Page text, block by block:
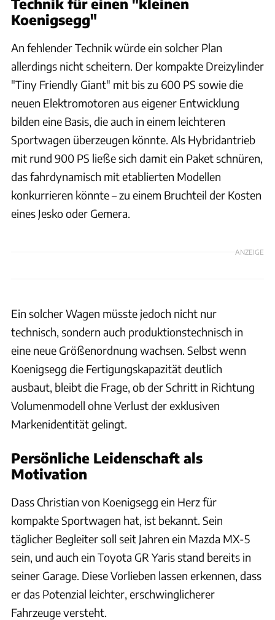
Technik für einen "kleinen
Koenigsegg"
An fehlender Technik würde ein solcher Plan
allerdings nicht scheitern. Der kompakte Dreizylinder
"Tiny Friendly Giant" mit bis zu 600 PS sowie die
neuen Elektromotoren aus eigener Entwicklung
bilden eine Basis, die auch in einem leichteren
Sportwagen überzeugen könnte. Als Hybridantrieb
mit rund 900 PS ließe sich damit ein Paket schnüren,
das fahrdynamisch mit etablierten Modellen
konkurrieren könnte – zu einem Bruchteil der Kosten
eines Jesko oder Gemera.
ANZEIGE
Ein solcher Wagen müsste jedoch nicht nur
technisch, sondern auch produktionstechnisch in
eine neue Größenordnung wachsen. Selbst wenn
Koenigsegg die Fertigungskapazität deutlich
ausbaut, bleibt die Frage, ob der Schritt in Richtung
Volumenmodell ohne Verlust der exklusiven
Markenidentität gelingt.
Persönliche Leidenschaft als
Motivation
Dass Christian von Koenigsegg ein Herz für
kompakte Sportwagen hat, ist bekannt. Sein
täglicher Begleiter soll seit Jahren ein Mazda MX-5
sein, und auch ein Toyota GR Yaris stand bereits in
seiner Garage. Diese Vorlieben lassen erkennen, dass
er das Potenzial leichter, erschwinglicherer
Fahrzeuge versteht.